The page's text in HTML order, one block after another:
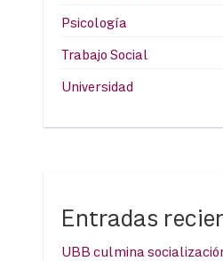
Psicología
Trabajo Social
Universidad
Entradas
UBB culmina